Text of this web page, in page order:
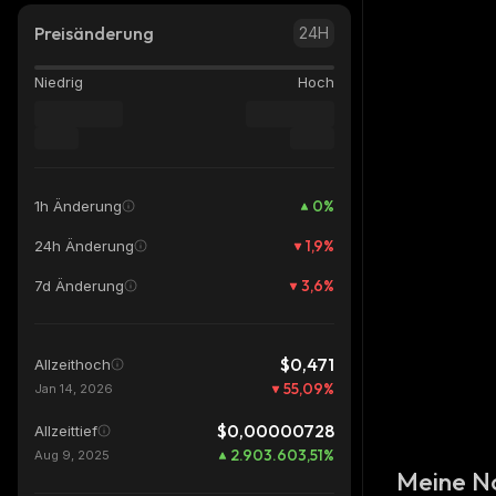
Preisänderung 24H
Niedrig Hoch
1h Änderung 0%
24h Änderung 1,9%
7d Änderung 3,6%
Allzeithoch $0,471
Jan 14, 2026 55,09%
Allzeittief $0,00000728
Aug 9, 2025 2.903.603,51%
Meine